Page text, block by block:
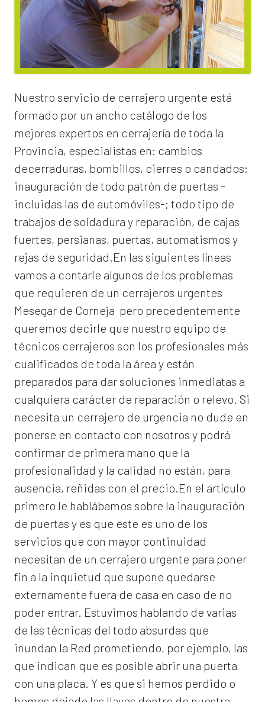
Nuestro servicio de cerrajero urgente está
formado por un ancho catálogo de los
mejores expertos en cerrajería de toda la
Provincia, especialistas en: cambios
decerraduras, bombillos, cierres o candados;
inauguración de todo patrón de puertas -
incluidas las de automóviles-; todo tipo de
trabajos de soldadura y reparación, de cajas
fuertes, persianas, puertas, automatismos y
rejas de seguridad.En las siguientes líneas
vamos a contarle algunos de los problemas
que requieren de un cerrajeros urgentes
Mesegar de Corneja pero precedentemente
queremos decirle que nuestro equipo de
técnicos cerrajeros son los profesionales más
cualificados de toda la área y están
preparados para dar soluciones inmediatas a
cualquiera carácter de reparación o relevo. Si
necesita un cerrajero de urgencia no dude en
ponerse en contacto con nosotros y podrá
confirmar de primera mano que la
profesionalidad y la calidad no están, para
ausencia, reñidas con el precio.En el artículo
primero le hablábamos sobre la inauguración
de puertas y es que este es uno de los
servicios que con mayor continuidad
necesitan de un cerrajero urgente para poner
fin a la inquietud que supone quedarse
externamente fuera de casa en caso de no
poder entrar. Estuvimos hablando de varias
de las técnicas del todo absurdas que
inundan la Red prometiendo, por ejemplo, las
que indican que es posible abrir una puerta
con una placa. Y es que si hemos perdido o